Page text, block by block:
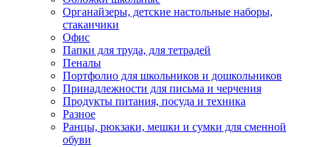
Органайзеры, детские настольные наборы,
стаканчики
Офис
Папки для труда, для тетрадей
Пеналы
Портфолио для школьников и дошкольников
Принадлежности для письма и черчения
Продукты питания, посуда и техника
Разное
Ранцы, рюкзаки, мешки и сумки для сменной
обуви